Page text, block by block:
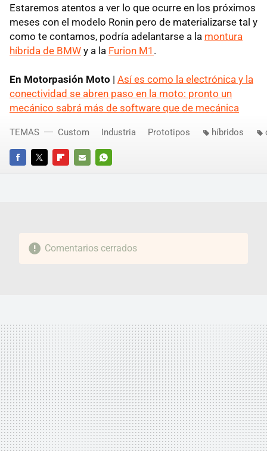
Estaremos atentos a ver lo que ocurre en los próximos
meses con el modelo Ronin pero de materializarse tal y
como te contamos, podría adelantarse a la montura
híbrida de BMW y a la Furion M1 .
En Motorpasión Moto | Así es como la electrónica y la
conectividad se abren paso en la moto: pronto un
mecánico sabrá más de software que de mecánica
FACEBOOKTWITTERFLIPBOARD
E-
WHATSAPP
TEMAS Custom Industria Prototipos híbridos
Comentarios cerrados